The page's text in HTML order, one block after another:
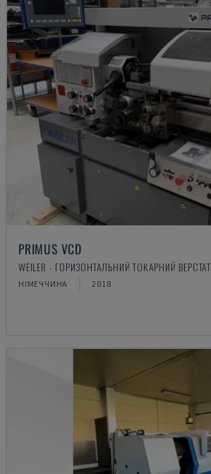
PRIMUS VCD
WEILER - ГОРИЗОНТАЛЬНИЙ ТОКАРНИЙ ВЕРСТАТ
НІМЕЧЧИНА 2018